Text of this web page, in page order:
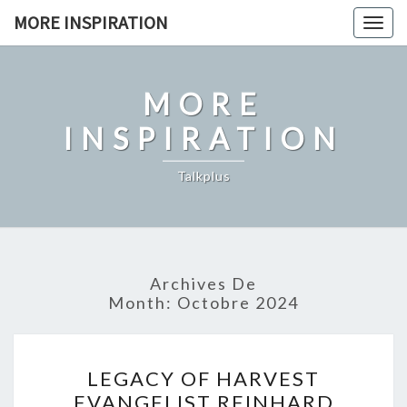
MORE INSPIRATION
MORE
INSPIRATION
Talkplus
Archives De
Month: Octobre 2024
OF
LEGACY OF HARVEST
EVANGELIST REINHARD